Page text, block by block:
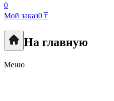
0
Мой заказ0 ₸
На главную
Меню